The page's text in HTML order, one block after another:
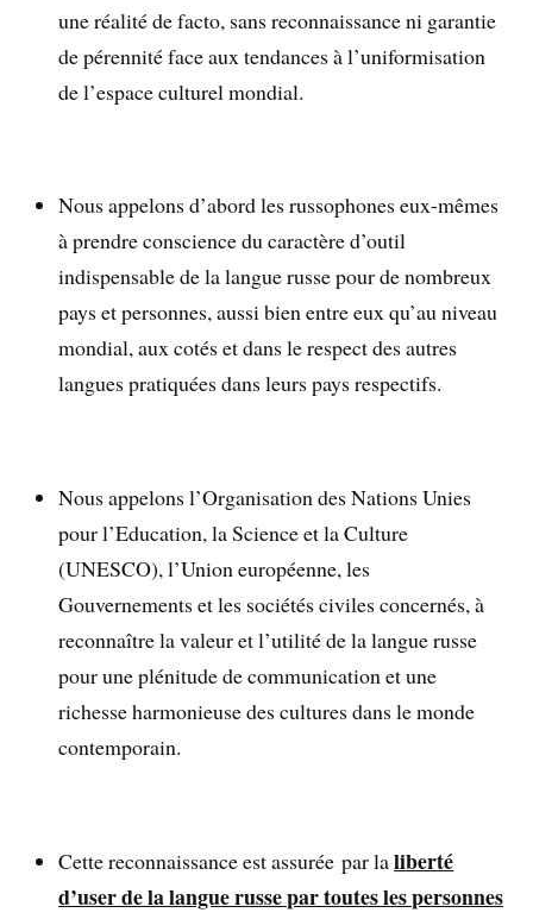
une réalité de facto, sans reconnaissance ni garantie
de pérennité face aux tendances à l’uniformisation
de l’espace culturel mondial.
Nous appelons d’abord les russophones eux-mêmes
à prendre conscience du caractère d’outil
indispensable de la langue russe pour de nombreux
pays et personnes, aussi bien entre eux qu’au niveau
mondial, aux cotés et dans le respect des autres
langues pratiquées dans leurs pays respectifs.
Nous appelons l’Organisation des Nations Unies
pour l’Education, la Science et la Culture
(UNESCO), l’Union européenne, les
Gouvernements et les sociétés civiles concernés, à
reconnaître la valeur et l’utilité de la langue russe
pour une plénitude de communication et une
richesse harmonieuse des cultures dans le monde
contemporain.
Cette reconnaissance est assurée par laliberté
d’user de la langue russe par toutes les personnes